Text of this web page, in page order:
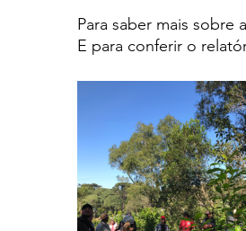
Para saber mais sobre
E para conferir o